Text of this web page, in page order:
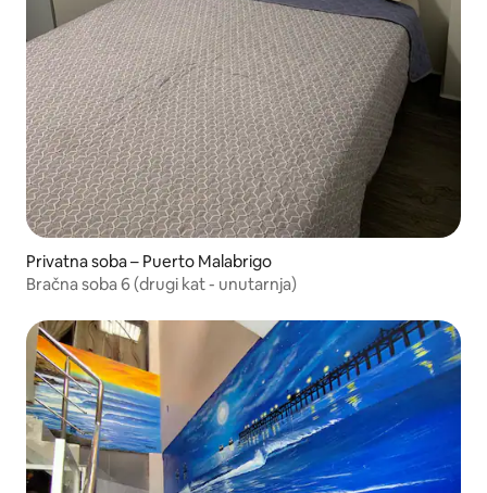
Privatna soba – Puerto Malabrigo
Bračna soba 6 (drugi kat - unutarnja)